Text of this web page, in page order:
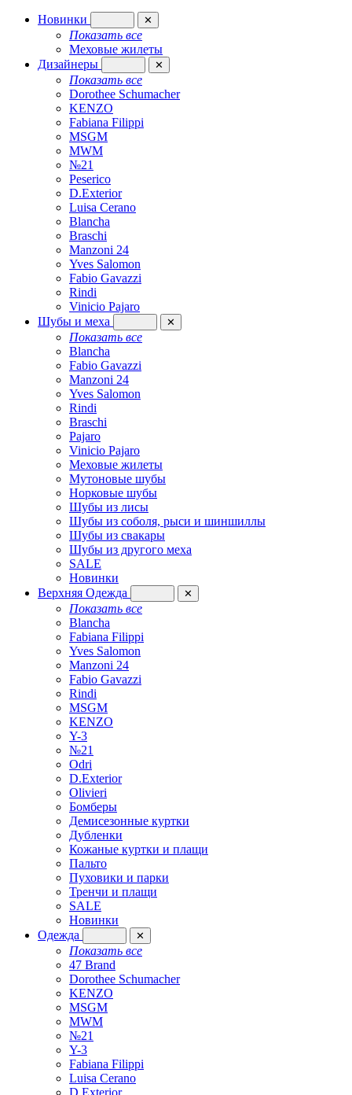
Новинки ✕
Показать все
Меховые жилеты
Дизайнеры
✕
Показать все
Dorothee Schumacher
KENZO
Fabiana Filippi
MSGM
MWM
№21
Peserico
D.Exterior
Luisa Cerano
Blancha
Braschi
Manzoni 24
Yves Salomon
Fabio Gavazzi
Rindi
Vinicio Pajaro
Шубы и меха
✕
Показать все
Blancha
Fabio Gavazzi
Manzoni 24
Yves Salomon
Rindi
Braschi
Pajaro
Vinicio Pajaro
Меховые жилеты
Мутоновые шубы
Норковые шубы
Шубы из лисы
Шубы из соболя, рыси и шиншиллы
Шубы из свакары
Шубы из другого меха
SALE
Новинки
Верхняя Одежда
✕
Показать все
Blancha
Fabiana Filippi
Yves Salomon
Manzoni 24
Fabio Gavazzi
Rindi
MSGM
KENZO
Y-3
№21
Odri
D.Exterior
Olivieri
Бомберы
Демисезонные куртки
Дубленки
Кожаные куртки и плащи
Пальто
Пуховики и парки
Тренчи и плащи
SALE
Новинки
Одежда
✕
Показать все
47 Brand
Dorothee Schumacher
KENZO
MSGM
MWM
№21
Y-3
Fabiana Filippi
Luisa Cerano